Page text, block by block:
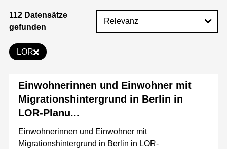
112 Datensätze
gefunden
LOR
Einwohnerinnen und Einwohner mit
Migrationshintergrund in Berlin in
LOR-Planu...
Einwohnerinnen und Einwohner mit
Migrationshintergrund in Berlin in LOR-